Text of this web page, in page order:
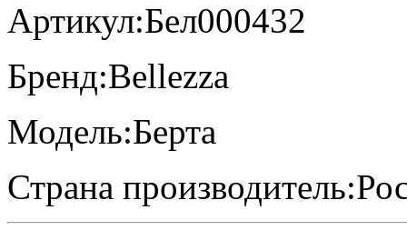
Артикул:Бел000432
Бренд:Bellezza
Модель:Берта
Страна производитель: